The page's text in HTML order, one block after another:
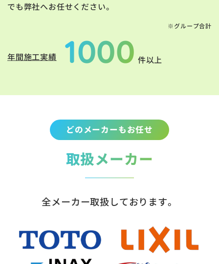
でも弊社へお任せください。
※グループ合計
年間施工実績 1000 件以上
どのメーカーもお任せ
取扱メーカー
全メーカー取扱しております。